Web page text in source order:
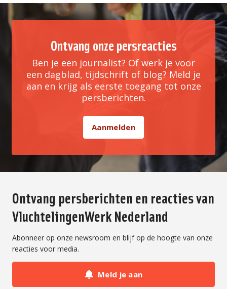
Ontvang onze persreacties
Ben je een journalist? Of werk je voor
een dagblad, tijdschrift of blog? Meld je
aan en krijg als eerste toegang tot onze
persberichten.
Aanmelden
Ontvang persberichten en reacties van
VluchtelingenWerk Nederland
Abonneer op onze newsroom en blijf op de hoogte van onze
reacties voor media.
Meld je aan